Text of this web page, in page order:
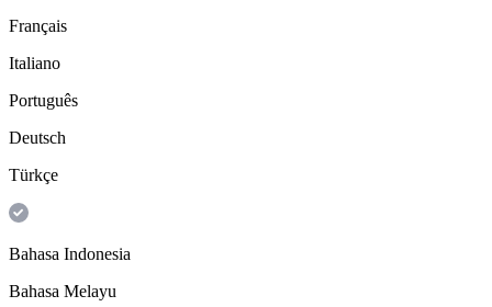
Français
Italiano
Português
Deutsch
Türkçe
Bahasa Indonesia
Bahasa Melayu